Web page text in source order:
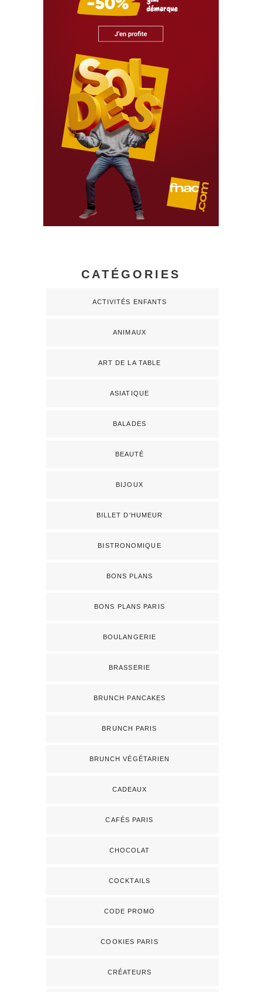
CATÉGORIES
ACTIVITÉS ENFANTS
ANIMAUX
ART DE LA TABLE
ASIATIQUE
BALADES
BEAUTÉ
BIJOUX
BILLET D'HUMEUR
BISTRONOMIQUE
BONS PLANS
BONS PLANS PARIS
BOULANGERIE
BRASSERIE
BRUNCH PANCAKES
BRUNCH PARIS
BRUNCH VÉGÉTARIEN
CADEAUX
CAFÉS PARIS
CHOCOLAT
COCKTAILS
CODE PROMO
COOKIES PARIS
CRÉATEURS